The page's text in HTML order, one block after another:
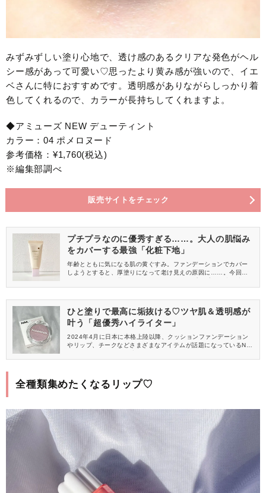
みずみずしい塗り心地で、透け感のあるクリアな発色がヘル
シー感があって可愛い♡思ったより黄み感が強いので、イエ
ベさんに特におすすめです。透明感がありながらしっかり着
色してくれるので、カラーが長持ちしてくれますよ。
◆アミューズ NEW デューティント
カラー：04 ポメロヌード
参考価格：¥1,760(税込)
※編集部調べ
販売サイトをチェック
プチプラなのに優秀すぎる……。大人の肌悩み
をカバーする最強「化粧下地」
年齢とともに気になる肌の黄ぐすみ。ファンデーションでカバー
しようとすると、厚塗りになって老け見えの原因に……。今回
紹介します。ぜひ、参考にしてみてください。
ひと塗りで最高に垢抜ける♡ツヤ肌＆透明感が
叶う「超優秀ハイライター」
2024年4月に日本に本格上陸以降、クッションファンデーション
やリップ、チークなどさまざまなアイテムが話題になっているNA
ヨンさんが務めていることでも、注目を集めています。今大注目
夢のようなコラボアイテムから、今回はハイライターをレビュー
します。
全種類集めたくなるリップ♡